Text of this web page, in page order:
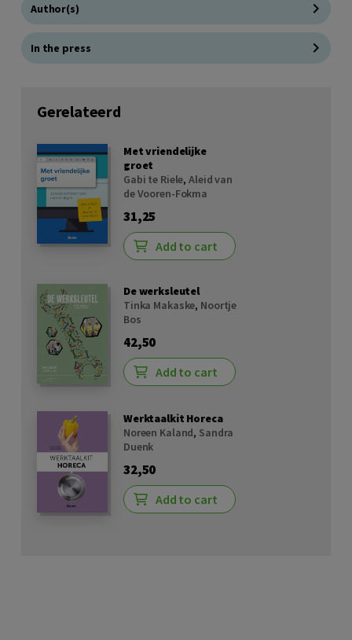
Author(s)
In the press
Gerelateerd
Met vriendelijke
groet
Gabi te Riele,Aleid van
de Vooren-Fokma
31,25
Add to cart
De werksleutel
Tinka Makaske, Noortje
Bos
42,50
Add to cart
Werktaalkit Horeca
Noreen Kaland, Sandra
Duenk
32,50
Add to cart